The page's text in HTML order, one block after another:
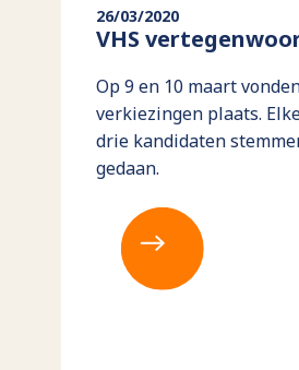
26/03/2020
VHS
Op 9 en 10 maart
verkiezingen plaats.
drie kandidaten
gedaan.